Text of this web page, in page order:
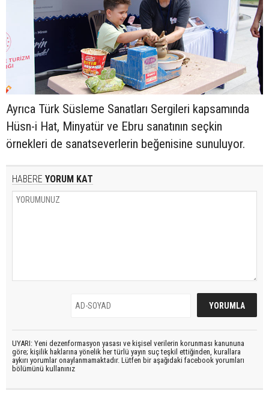
Ayrıca Türk Süsleme Sanatları Sergileri kapsamında
Hüsn-i Hat, Minyatür ve Ebru sanatının seçkin
örnekleri de sanatseverlerin beğenisine sunuluyor.
HABERE YORUM KAT
UYARI: Yeni dezenformasyon yasası ve kişisel verilerin korunması kanununa
göre; kişilik haklarına yönelik her türlü yayın suç teşkil ettiğinden, kurallara
aykırı yorumlar onaylanmamaktadır. Lütfen bir aşağıdaki facebook yorumları
bölümünü kullanınız